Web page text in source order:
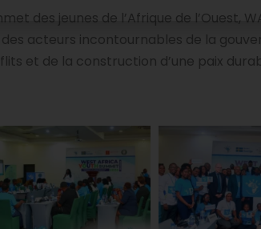
des jeunes de l’Afrique de l’Ouest,
acteurs incontournables de la
et de la construction d’une paix